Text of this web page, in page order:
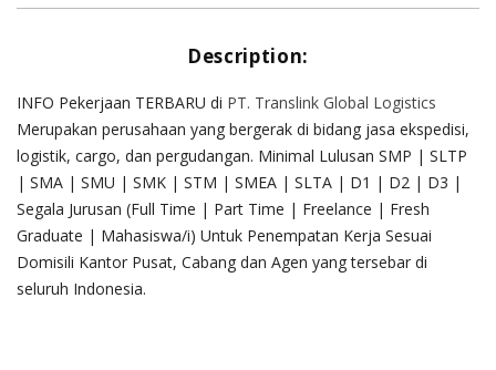
Description:
INFO Pekerjaan TERBARU di PT. Translink Global Logistics
Merupakan perusahaan yang bergerak di bidang jasa ekspedisi,
logistik, cargo, dan pergudangan. Minimal Lulusan SMP | SLTP
| SMA | SMU | SMK | STM | SMEA | SLTA | D1 | D2 | D3 |
Segala Jurusan (Full Time | Part Time | Freelance | Fresh
Graduate | Mahasiswa/i) Untuk Penempatan Kerja Sesuai
Domisili Kantor Pusat, Cabang dan Agen yang tersebar di
seluruh Indonesia.